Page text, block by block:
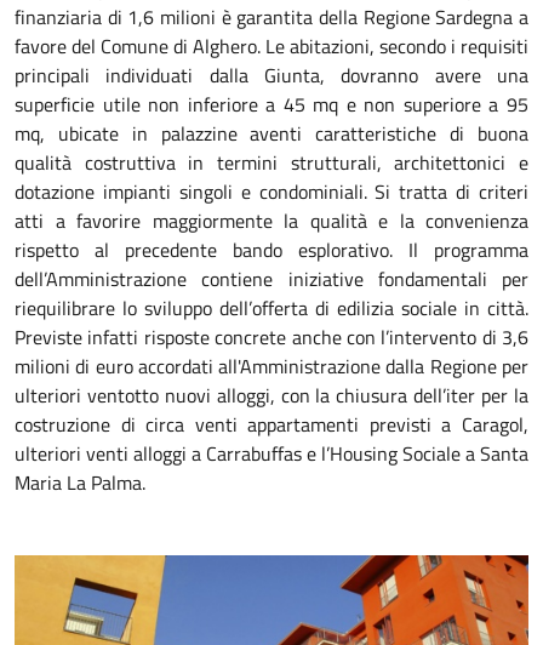
finanziaria di 1,6 milioni è garantita della Regione Sardegna a
favore del Comune di Alghero. Le abitazioni, secondo i requisiti
principali individuati dalla Giunta, dovranno avere una
superficie utile non inferiore a 45 mq e non superiore a 95
mq, ubicate in palazzine aventi caratteristiche di buona
qualità costruttiva in termini strutturali, architettonici e
dotazione impianti singoli e condominiali. Si tratta di criteri
atti a favorire maggiormente la qualità e la convenienza
rispetto al precedente bando esplorativo. Il programma
dell’Amministrazione contiene iniziative fondamentali per
riequilibrare lo sviluppo dell’offerta di edilizia sociale in città.
Previste infatti risposte concrete anche con l’intervento di 3,6
milioni di euro accordati all'Amministrazione dalla Regione per
ulteriori ventotto nuovi alloggi, con la chiusura dell’iter per la
costruzione di circa venti appartamenti previsti a Caragol,
ulteriori venti alloggi a Carrabuffas e l’Housing Sociale a Santa
Maria La Palma.